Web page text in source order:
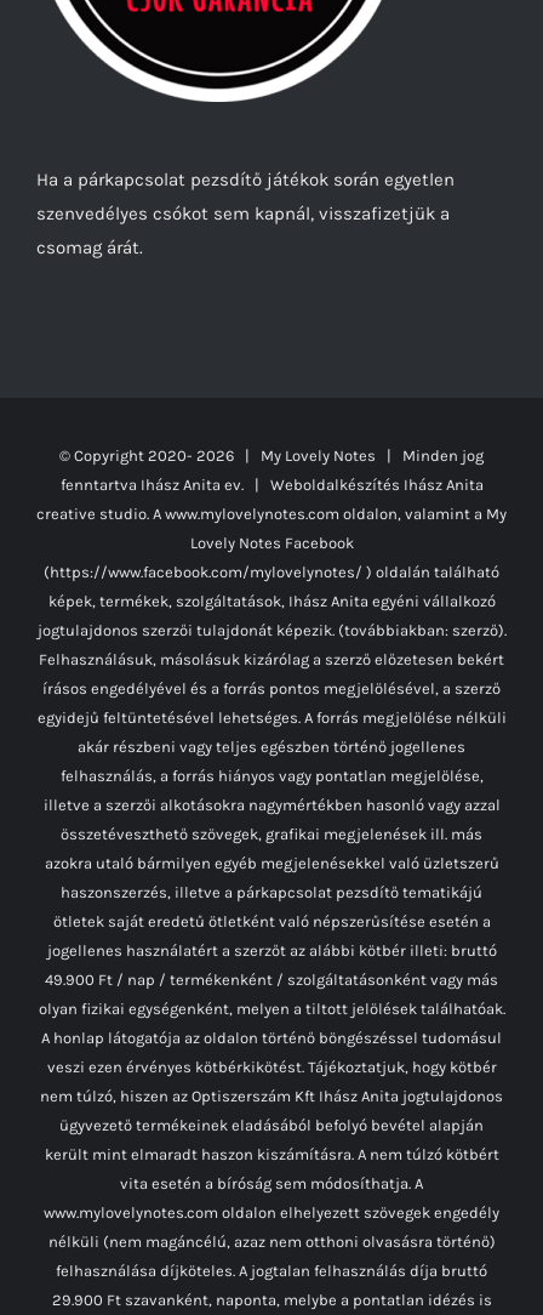
Ha a párkapcsolat pezsdítő játékok során egyetlen
szenvedélyes csókot sem kapnál, visszafizetjük a
csomag árát.
© Copyright 2020- 2026 | My Lovely Notes | Minden jog
fenntartva Ihász Anita ev. | Weboldalkészítés Ihász Anita
creative studio. A www.mylovelynotes.com oldalon, valamint a My
Lovely Notes Facebook
(https://www.facebook.com/mylovelynotes/ ) oldalán található
képek, termékek, szolgáltatások, Ihász Anita egyéni vállalkozó
jogtulajdonos szerzői tulajdonát képezik. (továbbiakban: szerző).
Felhasználásuk, másolásuk kizárólag a szerző előzetesen bekért
írásos engedélyével és a forrás pontos megjelölésével, a szerző
egyidejű feltüntetésével lehetséges. A forrás megjelölése nélküli
akár részbeni vagy teljes egészben történő jogellenes
felhasználás, a forrás hiányos vagy pontatlan megjelölése,
illetve a szerzői alkotásokra nagymértékben hasonló vagy azzal
összetéveszthető szövegek, grafikai megjelenések ill. más
azokra utaló bármilyen egyéb megjelenésekkel való üzletszerű
haszonszerzés, illetve a párkapcsolat pezsdítő tematikájú
ötletek saját eredetű ötletként való népszerűsítése esetén a
jogellenes használatért a szerzőt az alábbi kötbér illeti: bruttó
49.900 Ft / nap / termékenként / szolgáltatásonként vagy más
olyan fizikai egységenként, melyen a tiltott jelölések találhatóak.
A honlap látogatója az oldalon történő böngészéssel tudomásul
veszi ezen érvényes kötbérkikötést. Tájékoztatjuk, hogy kötbér
nem túlzó, hiszen az Optiszerszám Kft Ihász Anita jogtulajdonos
ügyvezető termékeinek eladásából befolyó bevétel alapján
került mint elmaradt haszon kiszámításra. A nem túlzó kötbért
vita esetén a bíróság sem módosíthatja. A
www.mylovelynotes.com oldalon elhelyezett szövegek engedély
nélküli (nem magáncélú, azaz nem otthoni olvasásra történő)
felhasználása díjköteles. A jogtalan felhasználás díja bruttó
29.900 Ft szavanként, naponta, melybe a pontatlan idézés is